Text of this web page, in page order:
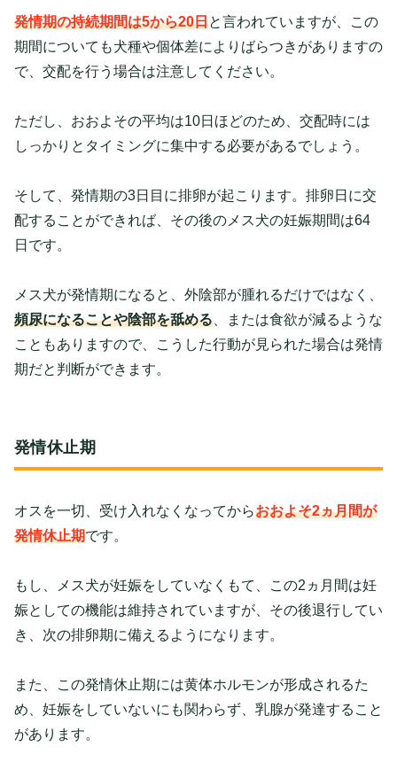
発情期の持続期間は5から20日と言われていますが、この
期間についても犬種や個体差によりばらつきがありますの
で、交配を行う場合は注意してください。
ただし、おおよその平均は10日ほどのため、交配時には
しっかりとタイミングに集中する必要があるでしょう。
そして、発情期の3日目に排卵が起こります。排卵日に交
配することができれば、その後のメス犬の妊娠期間は64
日です。
メス犬が発情期になると、外陰部が腫れるだけではなく、
頻尿になることや陰部を舐める 、または食欲が減るような
こともありますので、こうした行動が見られた場合は発情
期だと判断ができます。
発情休止期
オスを一切、受け入れなくなってからおおよそ2ヵ月間が
発情休止期です。
もし、メス犬が妊娠をしていなくもて、この2ヵ月間は妊
娠としての機能は維持されていますが、その後退行してい
き、次の排卵期に備えるようになります。
また、この発情休止期には黄体ホルモンが形成されるた
め、妊娠をしていないにも関わらず、乳腺が発達すること
があります。